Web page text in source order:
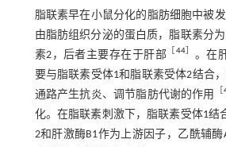
脂联素早在小鼠分化的脂肪细胞中被
由脂肪组织分泌的蛋白质，脂联素分
素2，后者主要存在于肝部
［44］ 。在
要与脂联素受体1和脂联素受体2结合
通路产生抗炎、调节脂肪代谢的作用
［
化。在脂联素刺激下，脂联素受体1结
2和肝激酶B1作为上游因子，乙酰辅